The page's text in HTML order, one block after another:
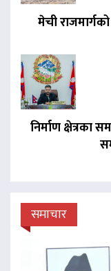
मेची
निर्माण क्षेत्रका
समाचार